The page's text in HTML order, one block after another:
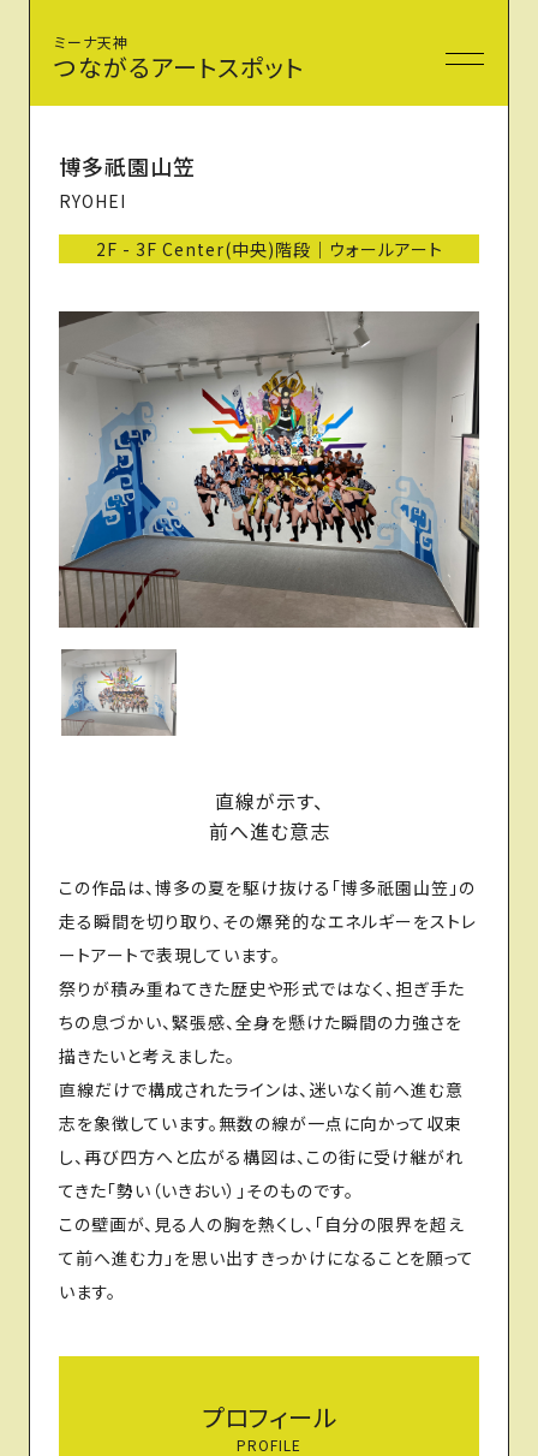
ミーナ天神
つながるアートスポット
博多祇園山笠
RYOHEI
2F - 3F Center(中央)階段｜ウォールアート
直線が示す、
前へ進む意志
この作品は、博多の夏を駆け抜ける「博多祇園山笠」の
走る瞬間を切り取り、その爆発的なエネルギーをストレ
ートアートで表現しています。
祭りが積み重ねてきた歴史や形式ではなく、担ぎ手た
ちの息づかい、緊張感、全身を懸けた瞬間の力強さを
描きたいと考えました。
直線だけで構成されたラインは、迷いなく前へ進む意
志を象徴しています。無数の線が一点に向かって収束
し、再び四方へと広がる構図は、この街に受け継がれ
てきた「勢い（いきおい）」そのものです。
この壁画が、見る人の胸を熱くし、「自分の限界を超え
て前へ進む力」を思い出すきっかけになることを願って
います。
プロフィール
PROFILE